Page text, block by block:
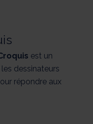
est un
dessinateurs
répondre aux